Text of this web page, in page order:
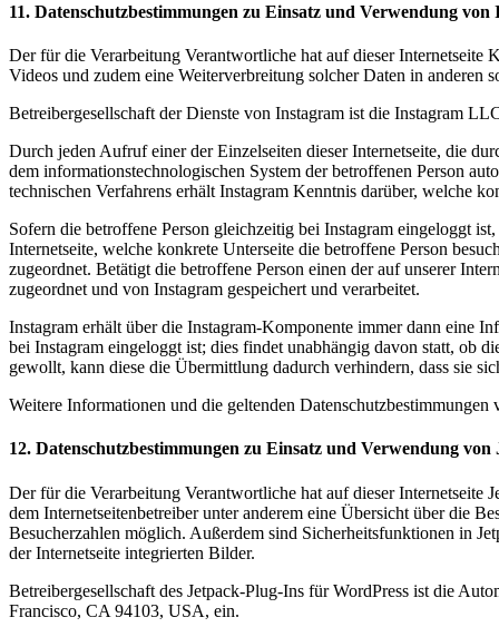
11. Datenschutzbestimmungen zu Einsatz und Verwendung von
Der für die Verarbeitung Verantwortliche hat auf dieser Internetseite
Videos und zudem eine Weiterverbreitung solcher Daten in anderen
Betreibergesellschaft der Dienste von Instagram ist die Instagram
Durch jeden Aufruf einer der Einzelseiten dieser Internetseite, die
dem informationstechnologischen System der betroffenen Person
technischen Verfahrens erhält Instagram Kenntnis darüber, welche
Sofern die betroffene Person gleichzeitig bei Instagram eingeloggt
Internetseite, welche konkrete Unterseite die betroffene Person
zugeordnet. Betätigt die betroffene Person einen der auf unserer
zugeordnet und von Instagram gespeichert und verarbeitet.
Instagram erhält über die Instagram-Komponente immer dann eine
bei Instagram eingeloggt ist; dies findet unabhängig davon statt, ob
gewollt, kann diese die Übermittlung dadurch verhindern, dass sie
Weitere Informationen und die geltenden
12. Datenschutzbestimmungen zu Einsatz und Verwendung
Der für die Verarbeitung Verantwortliche hat auf dieser Internetseite
dem Internetseitenbetreiber unter anderem eine Übersicht über die
Besucherzahlen möglich. Außerdem sind Sicherheitsfunktionen in
der Internetseite integrierten Bilder.
Betreibergesellschaft des Jetpack-Plug-Ins für WordPress ist die
Francisco, CA 94103, USA, ein.